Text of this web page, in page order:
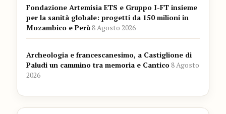
Fondazione Artemisia ETS e Gruppo I-FT insieme
per la sanità globale: progetti da 150 milioni in
Mozambico e Perù8 Agosto 2026
Archeologia e francescanesimo, a Castiglione di
Paludi un cammino tra memoria e Cantico8 Agosto
2026